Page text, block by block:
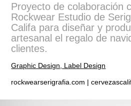
Proyecto de colaboración
Rockwear Estudio de
Califa para diseñar y
artesanal el regalo de
clientes.
Graphic Design, Label Design
rockwearserigrafia.com |